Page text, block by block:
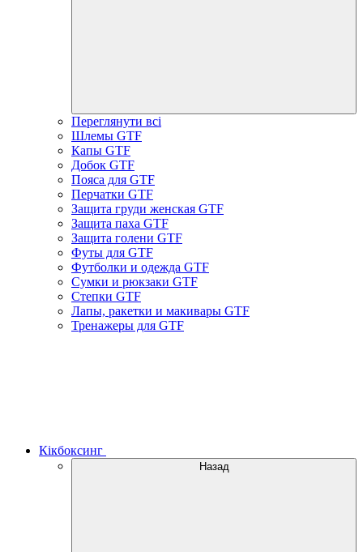
Переглянути всі
Шлемы GTF
Капы GTF
Добок GTF
Пояса для GTF
Перчатки GTF
Защита груди женская GTF
Защита паха GTF
Защита голени GTF
Футы для GTF
Футболки и одежда GTF
Сумки и рюкзаки GTF
Степки GTF
Лапы, ракетки и макивары GTF
Тренажеры для GTF
Кікбоксинг
Назад